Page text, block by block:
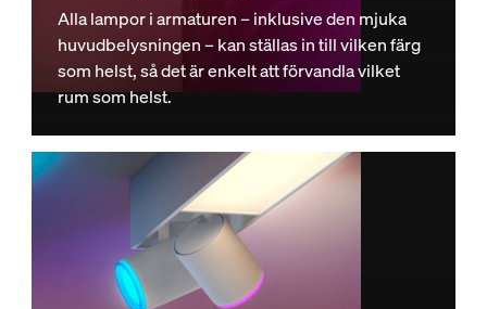
Alla lampor i armaturen – inklusive den mjuka
huvudbelysningen – kan ställas in till vilken färg
som helst, så det är enkelt att förvandla vilket
rum som helst.